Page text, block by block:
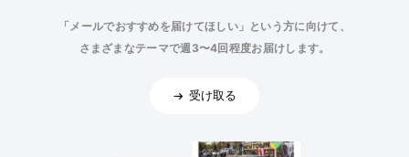
「メールでおすすめを届けてほしい」という方に向けて、
さまざまなテーマで週3〜4回程度お届けします。
受け取る